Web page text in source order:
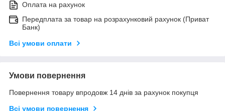
Оплата на рахунок
Передплата за товар на розрахунковий рахунок (Приват
Банк)
Всі умови оплати
Умови повернення
Повернення товару впродовж 14 днів за рахунок покупця
Всі умови повернення